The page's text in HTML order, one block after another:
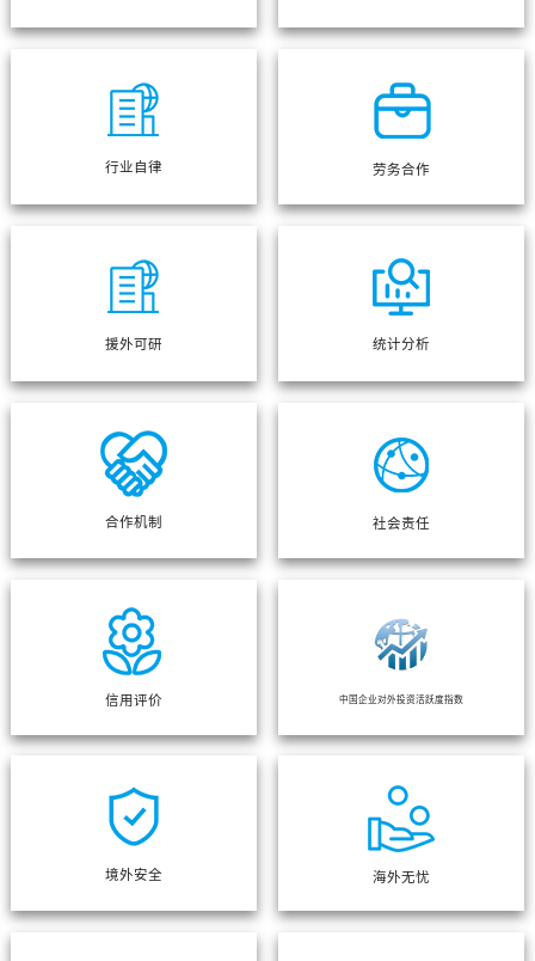
行业自律 劳务合作
援外可研 统计分析
合作机制 社会责任
信用评价 中国企业对外投资活跃度指数
境外安全 海外无忧